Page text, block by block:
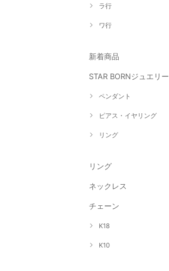
ラ行
ワ行
新着商品
STAR BORNジュエリー
ペンダント
ピアス・イヤリング
リング
リング
ネックレス
チェーン
K18
K10